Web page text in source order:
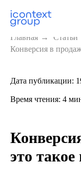
Главная → Статьи
Конверсия в
Дата публикации:
Время чтения: 4
это